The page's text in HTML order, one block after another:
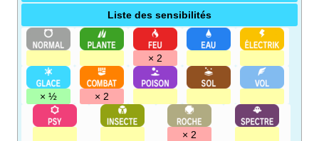
Liste des sensibilités
× 2
× ½ × 2
× 2